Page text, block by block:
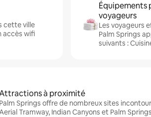
cette ville
accès wifi
Équipements
voyageurs
Les voyageurs
Palm Springs
suivants :
à proximité
Palm Springs offre de nombreux sites
Tramway, Indian Canyons et Palm